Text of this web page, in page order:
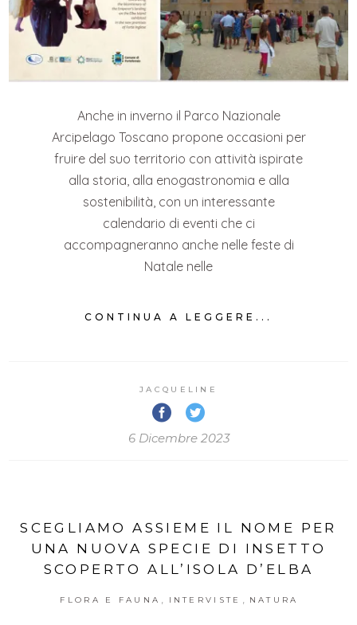
Anche in inverno il Parco Nazionale
Arcipelago Toscano propone occasioni per
fruire del suo territorio con attività ispirate
alla storia, alla enogastronomia e alla
sostenibilità, con un interessante
calendario di eventi che ci
accompagneranno anche nelle feste di
Natale nelle
CONTINUA A LEGGERE...
JACQUELINE
6 Dicembre 2023
SCEGLIAMO ASSIEME IL NOME PER
UNA NUOVA SPECIE DI INSETTO
SCOPERTO ALL’ISOLA D’ELBA
FLORA E FAUNA INTERVISTE NATURA